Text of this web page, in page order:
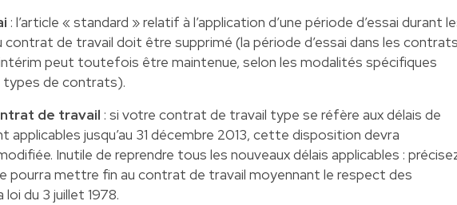
: l’article « standard » relatif à l’application d’une période d’essai durant
contrat de travail doit être supprimé (la période d’essai dans les
peut toutefois être maintenue, selon les modalités spécifiques
types de contrats).
de travail : si votre contrat de travail type se réfère aux délais de
applicables jusqu’au 31 décembre 2013, cette disposition devra
Inutile de reprendre tous les nouveaux délais applicables :
pourra mettre fin au contrat de travail moyennant le respect des
du 3 juillet 1978.